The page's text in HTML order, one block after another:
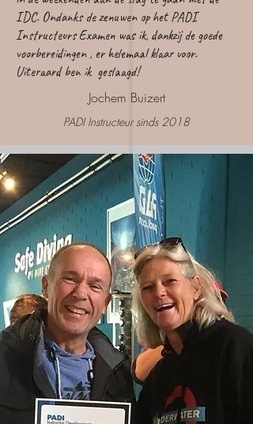
IDC. Ondanks de zenuwen op het PADI
Instructeurs Examen was ik, dankzij de goede
voorbereidingen , er helemaal klaar voor.
Uiteraard ben ik geslaagd!
Jochem Buizert
PADI Instructeur sinds 2018